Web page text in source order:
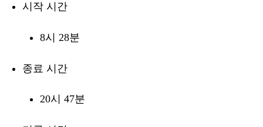
시작 시간
8시 28분
종료 시간
20시 47분